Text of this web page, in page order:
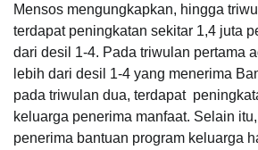
Mensos mengungkapkan, hingga
terdapat peningkatan sekitar 1,4 juta
dari desil 1-4. Pada triwulan pertama
lebih dari desil 1-4 yang menerima
pada triwulan dua, terdapat
keluarga penerima manfaat. Selain
penerima bantuan program keluarga